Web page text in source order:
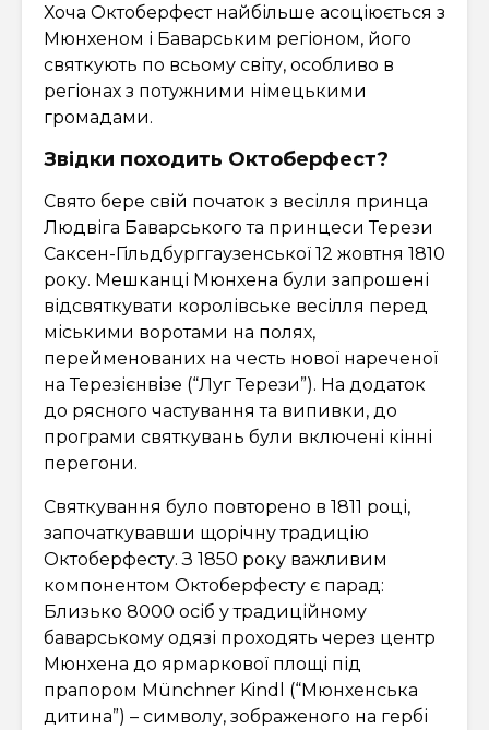
Хоча Октоберфест найбільше асоціюється з
Мюнхеном і Баварським регіоном, його
святкують по всьому світу, особливо в
регіонах з потужними німецькими
громадами.
Звідки походить Октоберфест?
Свято бере свій початок з весілля принца
Людвіга Баварського та принцеси Терези
Саксен-Гільдбурггаузенської 12 жовтня 1810
року. Мешканці Мюнхена були запрошені
відсвяткувати королівське весілля перед
міськими воротами на полях,
перейменованих на честь нової нареченої
на Терезієнвізе (“Луг Терези”). На додаток
до рясного частування та випивки, до
програми святкувань були включені кінні
перегони.
Святкування було повторено в 1811 році,
започаткувавши щорічну традицію
Октоберфесту. З 1850 року важливим
компонентом Октоберфесту є парад:
Близько 8000 осіб у традиційному
баварському одязі проходять через центр
Мюнхена до ярмаркової площі під
прапором Münchner Kindl (“Мюнхенська
дитина”) – символу, зображеного на гербі